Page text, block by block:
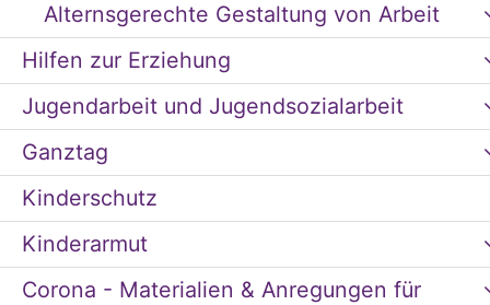
Alternsgerechte Gestaltung von Arbeit
Hilfen zur Erziehung
Jugendarbeit und Jugendsozialarbeit
Ganztag
Kinderschutz
Kinderarmut
Corona - Materialien & Anregungen für